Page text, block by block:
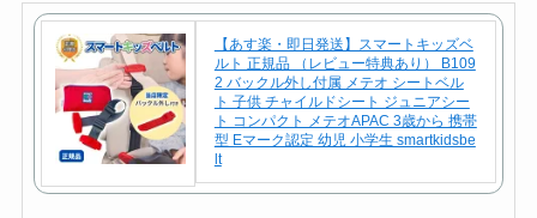
【あす楽・即日発送】スマートキッズベ
ルト 正規品 （レビュー特典あり） B109
2 バックル外し付属 メテオ シートベル
ト 子供 チャイルドシート ジュニアシー
ト コンパクト メテオAPAC 3歳から 携帯
型 Eマーク認定 幼児 小学生 smartkidsbe
lt